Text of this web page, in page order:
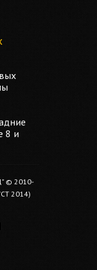
8 и
© 2010-
2014)